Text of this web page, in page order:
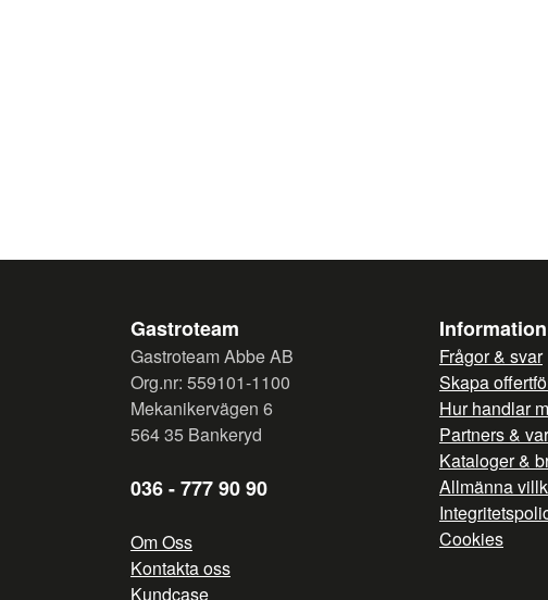
Gastroteam
Gastroteam Abbe AB
Org.nr: 559101-1100
Mekanikervägen 6
564 35 Bankeryd
036 - 777 90 90
Om Oss
Kontakta oss
Kundcase
Information
Frågor & svar
Skapa
Hur handlar
Partners &
Kataloger &
Allmänna
Cookies